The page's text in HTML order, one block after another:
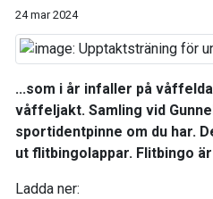
24 mar 2024
...som i år infaller på
våffeljakt. Samling vid
sportidentpinne om du har.
ut flitbingolappar. Flitbingo
Ladda ner: